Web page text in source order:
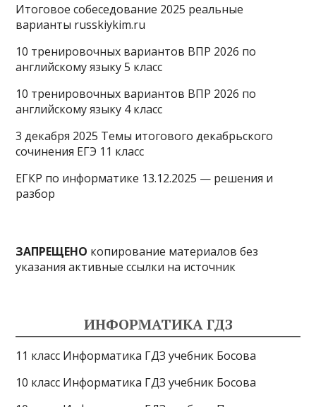
Итоговое собеседование 2025 реальные
варианты russkiykim.ru
10 тренировочных вариантов ВПР 2026 по
английскому языку 5 класс
10 тренировочных вариантов ВПР 2026 по
английскому языку 4 класс
3 декабря 2025 Темы итогового декабрьского
сочинения ЕГЭ 11 класс
ЕГКР по информатике 13.12.2025 — решения и
разбор
ЗАПРЕЩЕНО копирование материалов без
указания активные ссылки на источник
ИНФОРМАТИКА ГДЗ
11 класс Информатика ГДЗ учебник Босова
10 класс Информатика ГДЗ учебник Босова